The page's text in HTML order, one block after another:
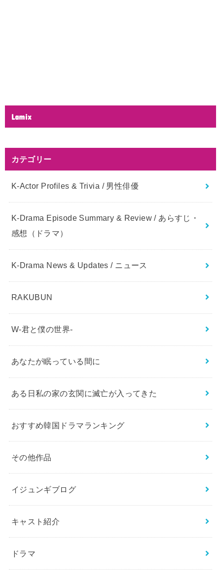
Lamix
カテゴリー
K-Actor Profiles & Trivia / 男性俳優
K-Drama Episode Summary & Review / あらすじ・
感想（ドラマ）
K-Drama News & Updates / ニュース
RAKUBUN
W-君と僕の世界-
あなたが眠っている間に
ある日私の家の玄関に滅亡が入ってきた
おすすめ韓国ドラマランキング
その他作品
イジュンギブログ
キャスト紹介
ドラマ